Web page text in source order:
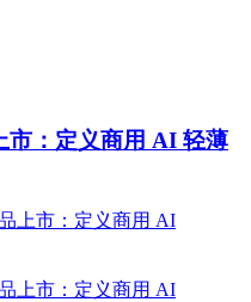
市：定义商用 AI 轻薄